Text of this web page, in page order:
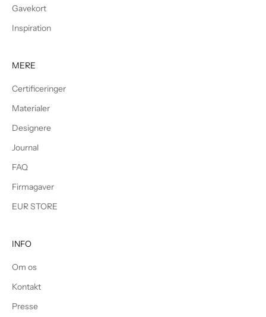
Gavekort
Inspiration
MERE
Certificeringer
Materialer
Designere
Journal
FAQ
Firmagaver
EUR STORE
INFO
Om os
Kontakt
Presse